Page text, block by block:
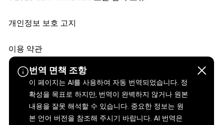
번역 면책 조항
이 페이지는 AI를 사용하여 자동 번역되었습니다. 정
확성을 목표로 하지만, 번역이 완벽하지 않거나 원본
내용을 잘못 해석할 수 있습니다. 중요한 정보는 원
본 언어 버전을 참조해 주시기 바랍니다. AI 번역은
개인정보 보호 고지
이용 약관
약관
캘리포니아 투명성